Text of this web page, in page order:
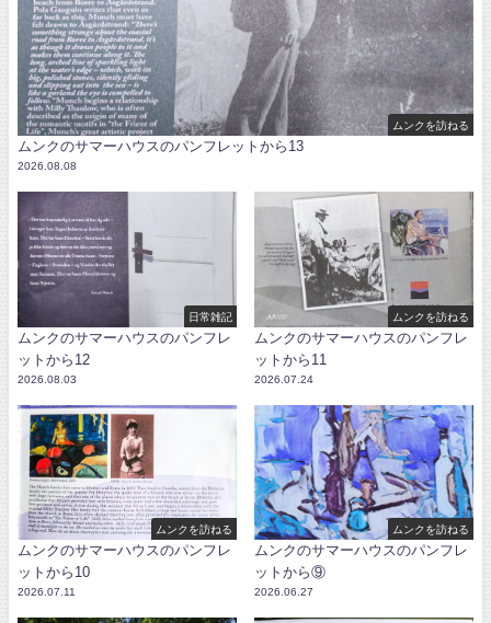
ムンクを訪ねる
ムンクのサマーハウスのパンフレットから13
2026.08.08
日常雑記
ムンクのサマーハウスのパンフレ
ットから12
2026.08.03
ムンクを訪ねる
ムンクのサマーハウスのパンフレ
ットから11
2026.07.24
ムンクを訪ねる
ムンクのサマーハウスのパンフレ
ットから10
2026.07.11
ムンクを訪ねる
ムンクのサマーハウスのパンフレ
ットから⑨
2026.06.27